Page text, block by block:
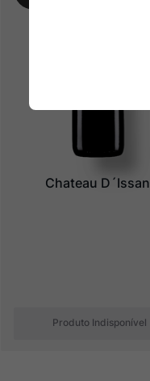
Chateau D´Issan
Produto Indisponível